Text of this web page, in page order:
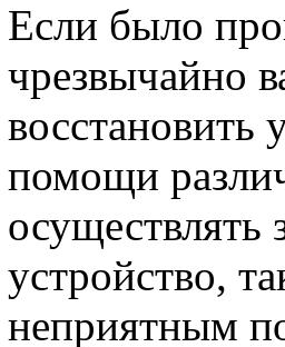
Если было
чрезвычайно
помощи
осуществлять
устройство,
неприятным